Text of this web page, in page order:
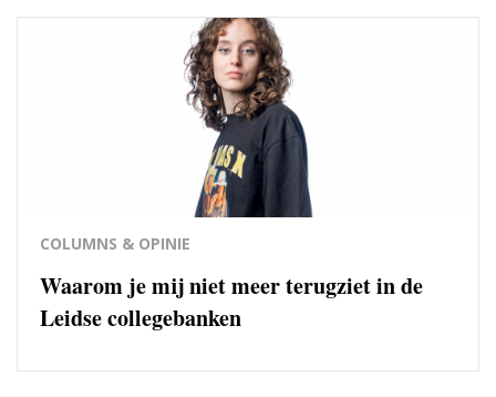
COLUMNS & OPINIE
Waarom je mij niet meer terugziet in de
Leidse collegebanken